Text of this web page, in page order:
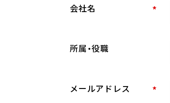
会社名 *
所属・役職
メールアドレス *